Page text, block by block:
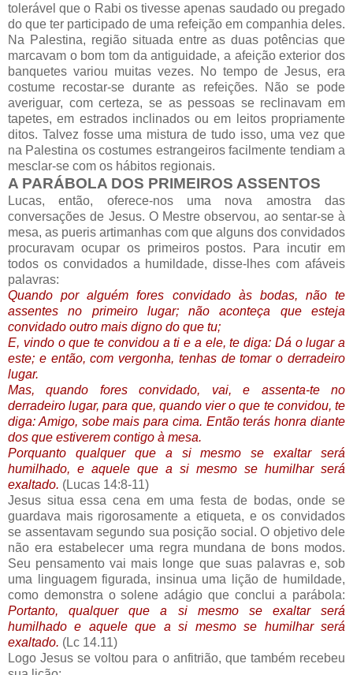
tolerável que o Rabi os tivesse apenas saudado ou pregado
do que ter participado de uma refeição em companhia deles.
Na Palestina, região situada entre as duas potências que
marcavam o bom tom da antiguidade, a afeição exterior dos
banquetes variou muitas vezes. No tempo de Jesus, era
costume recostar-se durante as refeições. Não se pode
averiguar, com certeza, se as pessoas se reclinavam em
tapetes, em estrados inclinados ou em leitos propriamente
ditos. Talvez fosse uma mistura de tudo isso, uma vez que
na Palestina os costumes estrangeiros facilmente tendiam a
mesclar-se com os hábitos regionais.
A PARÁBOLA DOS PRIMEIROS ASSENTOS
Lucas, então, oferece-nos uma nova amostra das
conversações de Jesus. O Mestre observou, ao sentar-se à
mesa, as pueris artimanhas com que alguns dos convidados
procuravam ocupar os primeiros postos. Para incutir em
todos os convidados a humildade, disse-lhes com afáveis
palavras:
Quando por alguém fores convidado às bodas, não te
assentes no primeiro lugar; não aconteça que esteja
convidado outro mais digno do que tu;
E, vindo o que te convidou a ti e a ele, te diga: Dá o lugar a
este; e então, com vergonha, tenhas de tomar o derradeiro
lugar.
Mas, quando fores convidado, vai, e assenta-te no
derradeiro lugar, para que, quando vier o que te convidou, te
diga: Amigo, sobe mais para cima. Então terás honra diante
dos que estiverem contigo à mesa.
Porquanto qualquer que a si mesmo se exaltar será
humilhado, e aquele que a si mesmo se humilhar será
exaltado. (Lucas 14:8-11)
Jesus situa essa cena em uma festa de bodas, onde se
guardava mais rigorosamente a etiqueta, e os convidados
se assentavam segundo sua posição social. O objetivo dele
não era estabelecer uma regra mundana de bons modos.
Seu pensamento vai mais longe que suas palavras e, sob
uma linguagem figurada, insinua uma lição de humildade,
como demonstra o solene adágio que conclui a parábola:
Portanto, qualquer que a si mesmo se exaltar será
humilhado e aquele que a si mesmo se humilhar será
exaltado. (Lc 14.11)
Logo Jesus se voltou para o anfitrião, que também recebeu